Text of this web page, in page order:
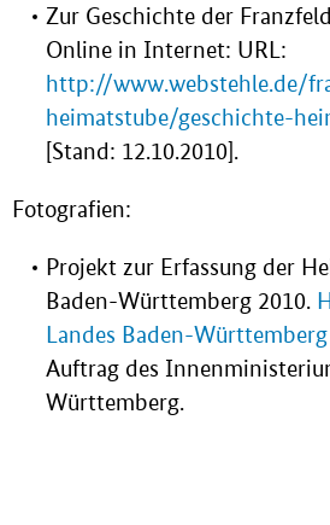
Zur Geschichte der
Online in Internet: URL:
http://www.webstehle.de/
heimatstube/geschichte-
[Stand: 12.10.2010].
Fotografien:
Projekt zur Erfassung der
Baden-Württemberg 2010.
Landes Baden-Württemberg
Auftrag des
Württemberg.